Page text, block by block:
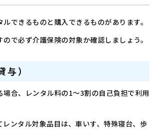
できるものと購入できるものがあります。
で必ず介護保険の対象か確認しましょう。
与）
場合、レンタル料の1～3割の自己負担で利用
レンタル対象品目は、車いす、特殊寝台、歩